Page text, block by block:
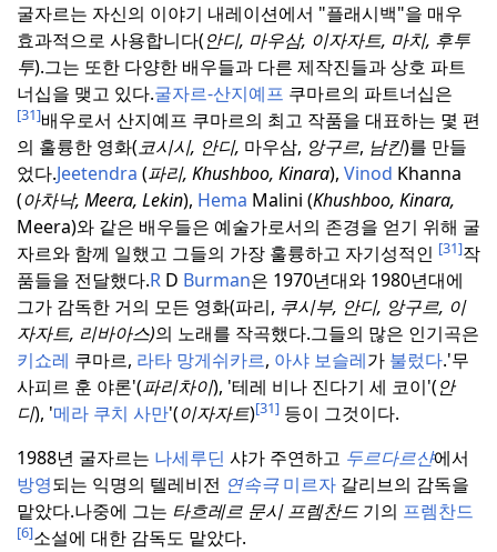
굴자르는 자신의 이야기 내레이션에서 "플래시백"을 매우
효과적으로 사용합니다(안디, 마우삼, 이자자트, 마치, 후투
투).그는 또한 다양한 배우들과 다른 제작진들과 상호 파트
너십을 맺고 있다.굴자르-산지예프 쿠마르의 파트너십은
[31]배우로서 산지예프 쿠마르의 최고 작품을 대표하는 몇 편
의 훌륭한 영화(코시시, 안디, 마우삼, 앙구르, 남킨)를 만들
었다.Jeetendra (파리, Khushboo, Kinara), Vinod Khanna
(아차낙, Meera, Lekin), Hema Malini (Khushboo, Kinara,
Meera)와 같은 배우들은 예술가로서의 존경을 얻기 위해 굴
자르와 함께 일했고 그들의 가장 훌륭하고 자기성적인 [31]작
품들을 전달했다.R D Burman은 1970년대와 1980년대에
그가 감독한 거의 모든 영화(파리, 쿠시부, 안디, 앙구르, 이
자자트, 리바아스)의 노래를 작곡했다.그들의 많은 인기곡은
키쇼레 쿠마르, 라타 망게쉬카르, 아샤 보슬레가 불렀다.'무
사피르 훈 야론'(파리차이), '테레 비나 진다기 세 코이'(안
디), '메라 쿠치 사만'(이자자트)[31] 등이 그것이다.
1988년 굴자르는 나세루딘 샤가 주연하고 두르다르샨에서
방영되는 익명의 텔레비전 연속극 미르자 갈리브의 감독을
맡았다.나중에 그는 타흐레르 문시 프렘찬드 기의 프렘찬드
[6]소설에 대한 감독도 맡았다.